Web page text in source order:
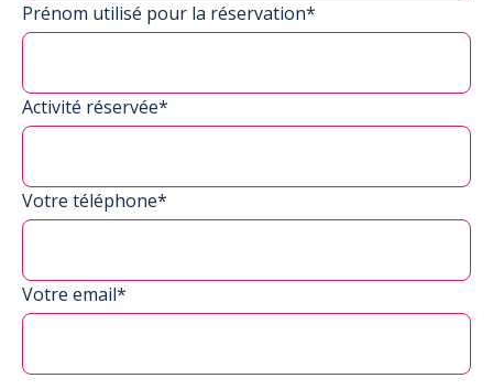
Prénom utilisé pour la réservation*
Activité réservée*
Votre téléphone*
Votre email*